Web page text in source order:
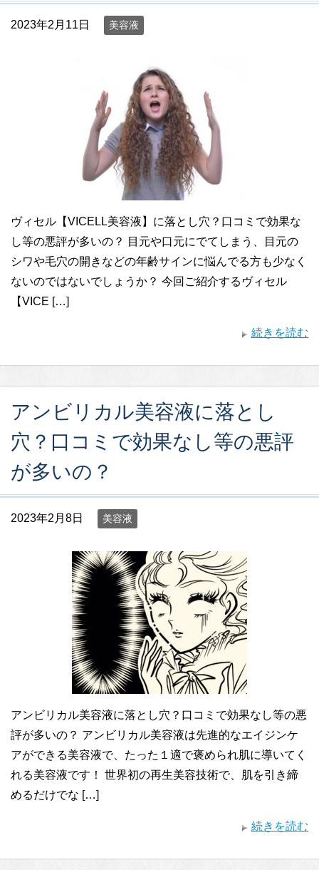
2023年2月11日 美容液
ヴィセル【VICELL美容液】に落とし穴？口コミで効果な
し等の悪評が多いの？ 目元や口元にでてしまう、目元の
シワや毛穴の開きなどの年齢サインに悩んでる方も少なく
ないのではないでしょうか？ 今回ご紹介するヴィセル
【VICE […]
続きを読む
アンビリカル美容液に落とし
穴？口コミで効果なし等の悪評
が多いの？
2023年2月8日 美容液
アンビリカル美容液に落とし穴？口コミで効果なし等の悪
評が多いの？ アンビリカル美容液は先進的なエイジンケ
アができる美容液で、たった１適で褒められ肌に導いてく
れる美容液です！ 世界初の再生美容技術で、肌を引き締
めるだけでな […]
続きを読む